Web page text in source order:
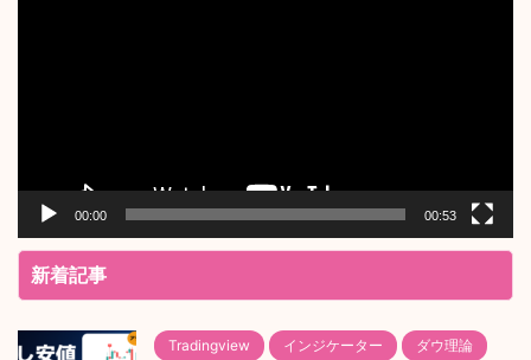
00:00 00:53
新着記事
Tradingview インジケーター ダウ理論